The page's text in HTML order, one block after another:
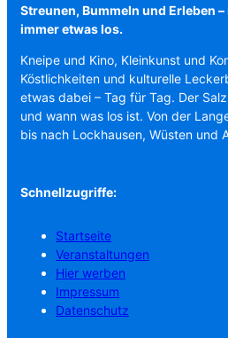
Streunen, Bummeln und Erleben
immer etwas los.
Kneipe und Kino, Kleinkunst und
Köstlichkeiten und kulturelle
etwas dabei – Tag für Tag. Der
und wann was los ist. Von der
bis nach Lockhausen, Wüsten und
Schnellzugriffe:
Startseite
Veranstaltungen
Hier werben
Impressum
Datenschutz